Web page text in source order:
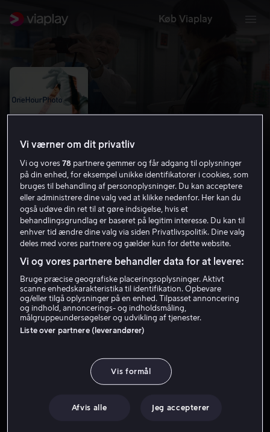
Køb Viaplay
One Hour Photo
6.8 Drama Thriller 2002 1 t. 32 min
15 år
Lej 55 kr
Køb 139 kr
En mentalt ustabil fotograf fremkalder billeder af en
En mentalt ustabil fotograf fremkalder billeder af en
familie fra den øvre middelklasse, efter at hans
end nogen af dem kunne have forestillet sig.
Vi værner om dit privatliv
Vi og vores78 partnere gemmer og får adgang til oplysninger
på din enhed, for eksempel unikke identifikatorer i cookies, som
bruges til behandling af personoplysninger. Du kan acceptere
eller administrere dine valg ved at klikke nedenfor. Her kan du
også udøve din ret til at gøre indsigelse, hvis et
behandlingsgrundlag er baseret på legitim interesse. Du kan til
enhver tid ændre dine valg via siden Privatlivspolitik. Dine valg
deles med vores partnere og gælder kun for dette website.
Vi og vores partnere behandler data for at levere:
Bruge præcise geografiske placeringsoplysninger. Aktivt
scanne enhedskarakteristika til identifikation. Opbevare
og/eller tilgå oplysninger på en enhed. Tilpasset annoncering
og indhold, annoncerings- og indholdsmåling,
målgruppeundersøgelser og udvikling af tjenester.
Liste over partnere (leverandører)
Vis formål
Afvis alle Jeg accepterer